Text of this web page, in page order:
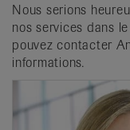
Nous serions
nos services dans
pouvez contacter
informations.